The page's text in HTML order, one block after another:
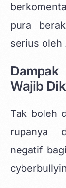
pura
serius oleh
Wajib
Tak boleh
rupanya
negatif